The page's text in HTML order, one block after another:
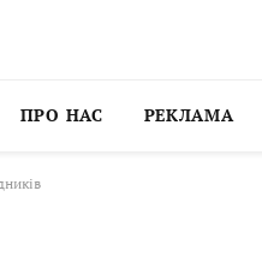
ПРО НАС РЕКЛАМА